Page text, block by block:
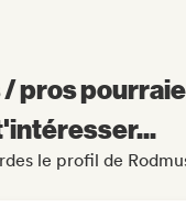
/ pros
le profil de